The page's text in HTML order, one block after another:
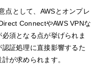
点として、AWSとオンプレ
ConnectやAWS VPNな
須となる点が挙げられま
証処理に直接影響するた
が求められます。